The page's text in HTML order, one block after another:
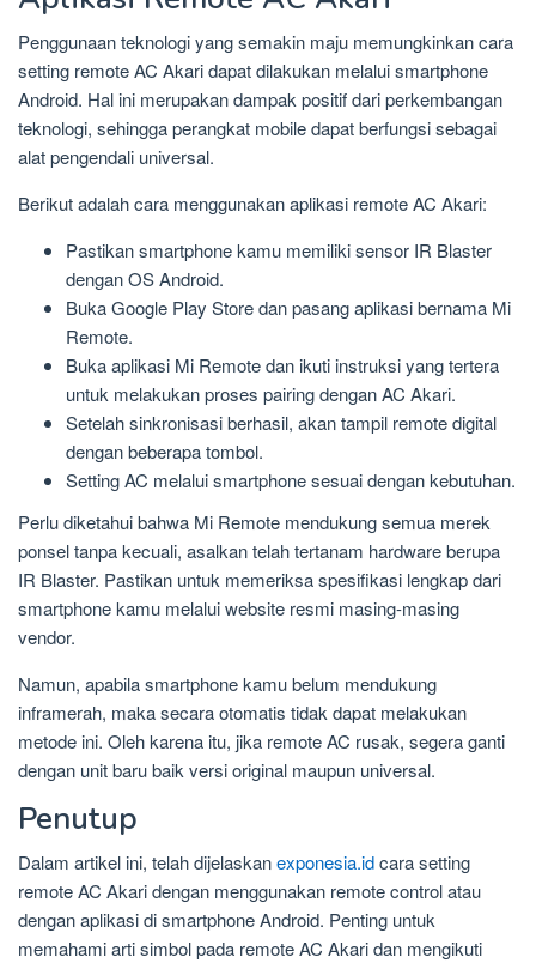
Penggunaan teknologi yang semakin maju memungkinkan cara
setting remote AC Akari dapat dilakukan melalui smartphone
Android. Hal ini merupakan dampak positif dari perkembangan
teknologi, sehingga perangkat mobile dapat berfungsi sebagai
alat pengendali universal.
Berikut adalah cara menggunakan aplikasi remote AC Akari:
Pastikan smartphone kamu memiliki sensor IR Blaster
dengan OS Android.
Buka Google Play Store dan pasang aplikasi bernama Mi
Remote.
Buka aplikasi Mi Remote dan ikuti instruksi yang tertera
untuk melakukan proses pairing dengan AC Akari.
Setelah sinkronisasi berhasil, akan tampil remote digital
dengan beberapa tombol.
Setting AC melalui smartphone sesuai dengan kebutuhan.
Perlu diketahui bahwa Mi Remote mendukung semua merek
ponsel tanpa kecuali, asalkan telah tertanam hardware berupa
IR Blaster. Pastikan untuk memeriksa spesifikasi lengkap dari
smartphone kamu melalui website resmi masing-masing
vendor.
Namun, apabila smartphone kamu belum mendukung
inframerah, maka secara otomatis tidak dapat melakukan
metode ini. Oleh karena itu, jika remote AC rusak, segera ganti
dengan unit baru baik versi original maupun universal.
Penutup
Dalam artikel ini, telah dijelaskanexponesia.idcara setting
remote AC Akari dengan menggunakan remote control atau
dengan aplikasi di smartphone Android. Penting untuk
memahami arti simbol pada remote AC Akari dan mengikuti